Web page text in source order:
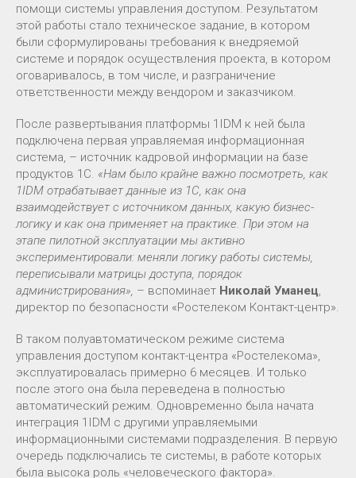
помощи системы управления доступом. Результатом
этой работы стало техническое задание, в котором
были сформулированы требования к внедряемой
системе и порядок осуществления проекта, в котором
оговаривалось, в том числе, и разграничение
ответственности между вендором и заказчиком.
После развертывания платформы 1IDM к ней была
подключена первая управляемая информационная
система, – источник кадровой информации на базе
продуктов 1С. «Нам было крайне важно посмотреть, как
1IDM отрабатывает данные из 1С, как она
взаимодействует с источником данных, какую бизнес-
логику и как она применяет на практике. При этом на
этапе пилотной эксплуатации мы активно
экспериментировали: меняли логику работы системы,
переписывали матрицы доступа, порядок
администрирования», – вспоминает Николай Уманец,
директор по безопасности «Ростелеком Контакт-центр».
В таком полуавтоматическом режиме система
управления доступом контакт-центра «Ростелекома»,
эксплуатировалась примерно 6 месяцев. И только
после этого она была переведена в полностью
автоматический режим. Одновременно была начата
интеграция 1IDM с другими управляемыми
информационными системами подразделения. В первую
очередь подключались те системы, в работе которых
была высока роль «человеческого фактора».